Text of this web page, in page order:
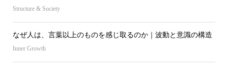
Structure & Society
なぜ人は、言葉以上のものを感じ取るのか｜波動と意識の構造
Inner Growth